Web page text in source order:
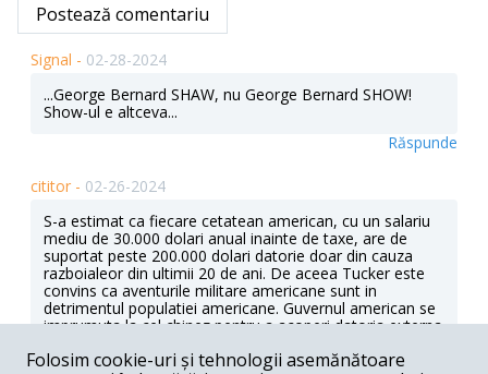
Postează comentariu
Signal - 02-28-2024
...George Bernard SHAW, nu George Bernard SHOW!
Show-ul e altceva...
Răspunde
cititor - 02-26-2024
S-a estimat ca fiecare cetatean american, cu un salariu
mediu de 30.000 dolari anual inainte de taxe, are de
suportat peste 200.000 dolari datorie doar din cauza
razboialeor din ultimii 20 de ani. De aceea Tucker este
convins ca aventurile militare americane sunt in
detrimentul populatiei americane. Guvernul american se
imprumuta la cel chinez pentru a acoperi datoria externa
degradarea rating-ului SUA pe pietele internationale.
Folosim cookie-uri și tehnologii asemănătoare